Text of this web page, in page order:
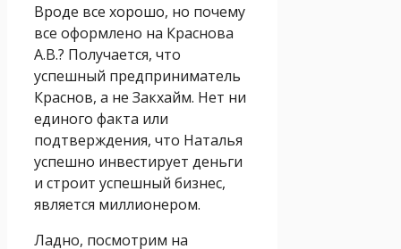
Вроде все хорошо, но почему
все оформлено на Краснова
А.В.? Получается, что
успешный предприниматель
Краснов, а не Закхайм. Нет ни
единого факта или
подтверждения, что Наталья
успешно инвестирует деньги
и строит успешный бизнес,
является миллионером.
Ладно, посмотрим на